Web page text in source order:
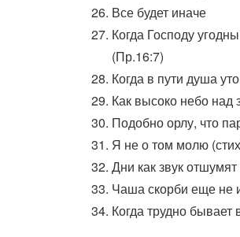
Все будет иначе
Когда Господу
(Пр.16:7)
Когда в пути душа
Как высоко небо
Подобно орлу, что
Я не о том молю
Дни как звук
Чаша скорби еще не
Когда трудно бывает